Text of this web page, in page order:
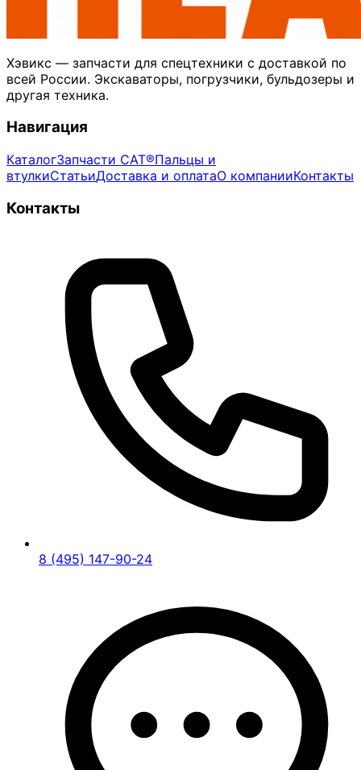
Хэвикс — запчасти для спецтехники с доставкой по
всей России. Экскаваторы, погрузчики, бульдозеры и
другая техника.
Навигация
КаталогЗапчасти CAT®Пальцы и
втулкиСтатьиДоставка и оплатаО компанииКонтакты
Контакты
8 (495) 147-90-24